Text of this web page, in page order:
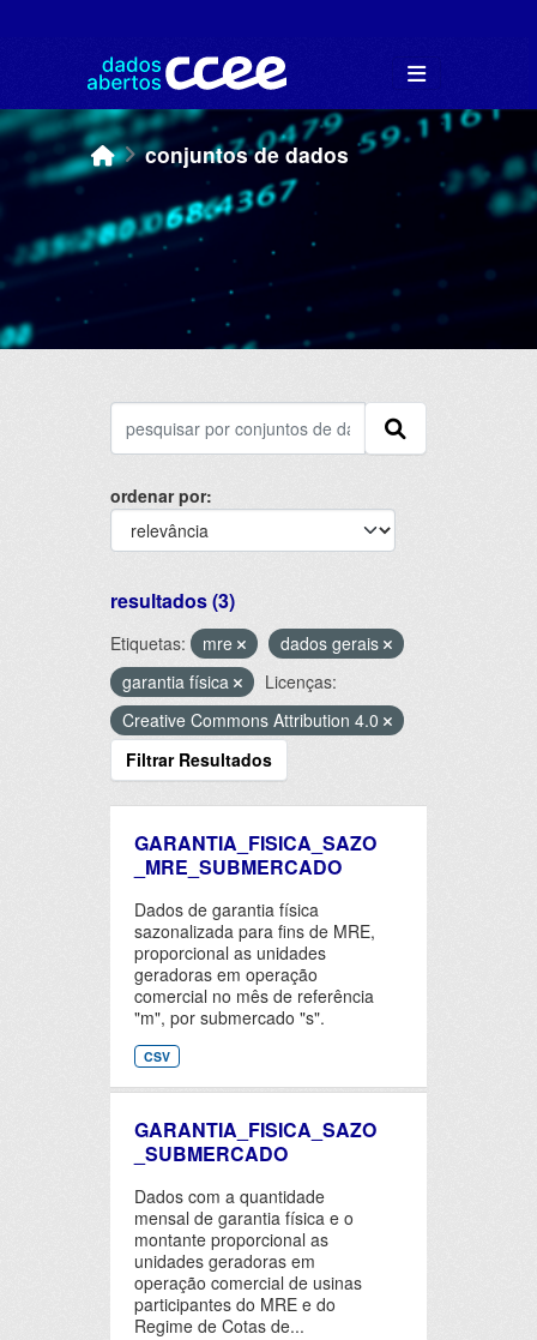
conjuntos de dados
ordenar por
resultados (3)
Etiquetas: mre
dados gerais
garantia física
Licenças:
Creative Commons Attribution 4.0
Filtrar Resultados
GARANTIA_FISICA_SAZO
_MRE_SUBMERCADO
Dados de garantia física
sazonalizada para fins de MRE,
proporcional as unidades
geradoras em operação
comercial no mês de referência
"m", por submercado "s".
CSV
GARANTIA_FISICA_SAZO
_SUBMERCADO
Dados com a quantidade
mensal de garantia física e o
montante proporcional as
unidades geradoras em
operação comercial de usinas
participantes do MRE e do
Regime de Cotas de...